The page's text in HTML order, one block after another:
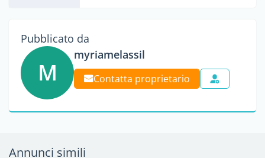
Pubblicato da
M
myriamelassil
Contatta proprietario
Annunci simili